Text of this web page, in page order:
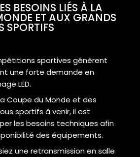
BESOINS LIÉS À LA
ET AUX GRANDS
SPORTIFS
sportives génèrent
une forte demande en
LED.
Coupe du Monde et des
sportifs à venir, il est
les besoins techniques afin
des équipements.
une retransmission en salle